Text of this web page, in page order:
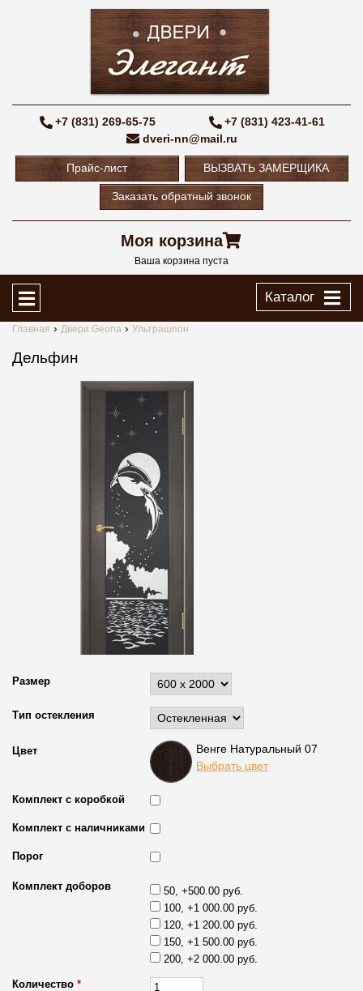
+7 (831) 269-65-75
+7 (831) 423-41-61
dveri-nn@mail.ru
Прайс-лист ВЫЗВАТЬ ЗАМЕРЩИКА
Заказать обратный звонок
Моя корзина
Ваша корзина пуста
Каталог
Главная Двери Geona Ультрашпон
Дельфин
Размер
Тип остекления
Венге Натуральный 07
Выбрать цвет
Цвет
Комплект с коробкой
Комплект с наличниками
Порог
Комплект доборов
50, +500.00 руб.
100, +1 000.00 руб.
120, +1 200.00 руб.
150, +1 500.00 руб.
200, +2 000.00 руб.
Количество *